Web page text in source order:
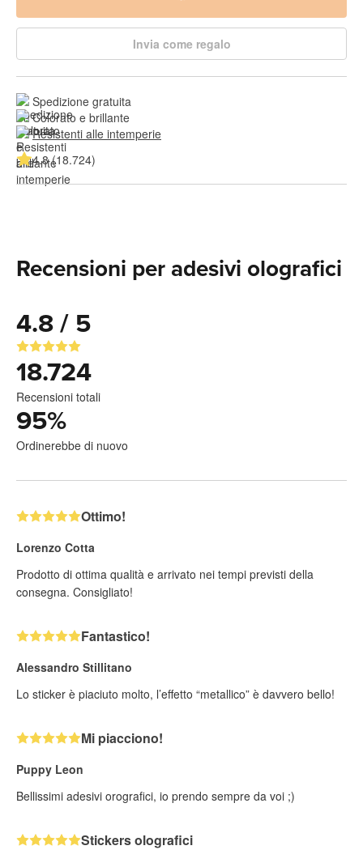
Invia come regalo
Spedizione gratuita
Colorato e brillante
Resistenti alle intemperie
4.8 (18.724)
Recensioni per adesivi olografici
4.8 / 5
18.724
Recensioni totali
95%
Ordinerebbe di nuovo
Ottimo!
Lorenzo Cotta
Prodotto di ottima qualità e arrivato nei tempi previsti della
consegna. Consigliato!
Fantastico!
Alessandro Stillitano
Lo sticker è piaciuto molto, l’effetto “metallico” è davvero bello!
Mi piacciono!
Puppy Leon
Bellissimi adesivi orografici, io prendo sempre da voi ;)
Stickers olografici